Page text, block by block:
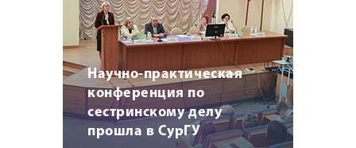
Научно-практическая
конференция по
сестринскому делу
прошла в СурГУ